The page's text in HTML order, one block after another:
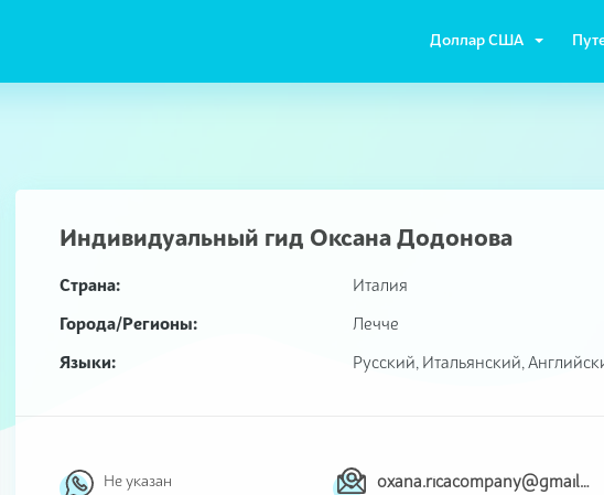
Доллар США
Индивидуальный гид Оксана Додонова
Страна:
Италия
Города/Регионы:
Лечче
Языки:
Русский, Итальянский,
Не указан